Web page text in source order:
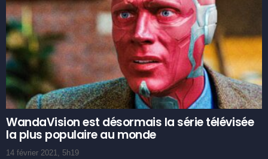
WandaVision est désormais la série télévisée
la plus populaire au monde
14 février 2021, 5h19